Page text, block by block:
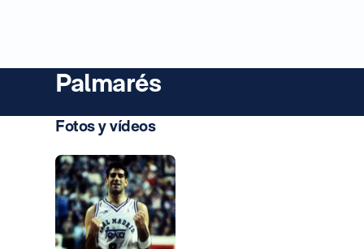
Palmarés
Fotos y vídeos